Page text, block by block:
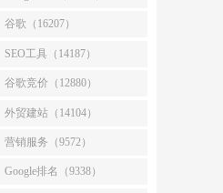
谷歌（16207）
SEO工具（14187）
谷歌竞价（12880）
外贸建站（14104）
营销服务（9572）
Google排名（9338）